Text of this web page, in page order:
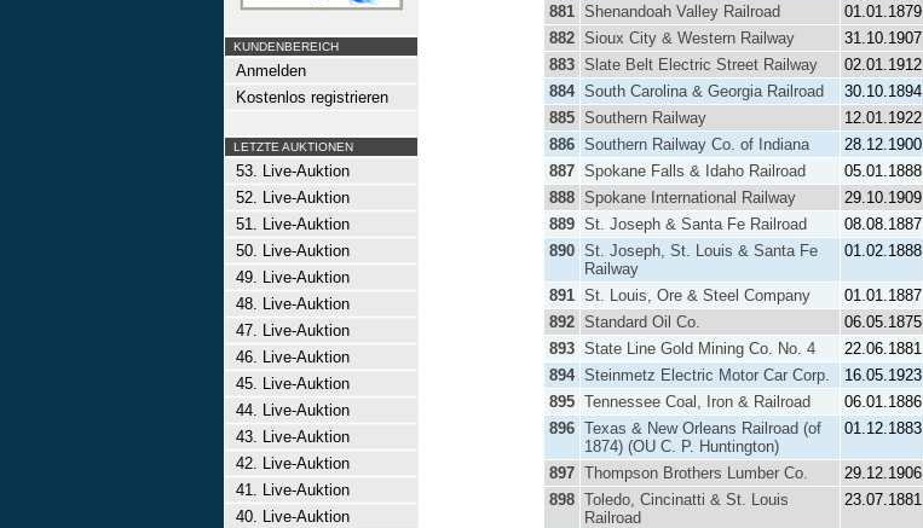
KUNDENBEREICH
Anmelden
Kostenlos registrieren
LETZTE AUKTIONEN
53. Live-Auktion
52. Live-Auktion
51. Live-Auktion
50. Live-Auktion
49. Live-Auktion
48. Live-Auktion
47. Live-Auktion
46. Live-Auktion
45. Live-Auktion
44. Live-Auktion
43. Live-Auktion
42. Live-Auktion
41. Live-Auktion
40. Live-Auktion
881 Shenandoah Valley Railroad 01.01.1879
882 Sioux City & Western Railway 31.10.1907
883 Slate Belt Electric Street Railway 02.01.1912
884 South Carolina & Georgia Railroad 30.10.1894
885 Southern Railway 12.01.1922
886 Southern Railway Co. of Indiana 28.12.1900
887 Spokane Falls & Idaho Railroad 05.01.1888
888 Spokane International Railway 29.10.1909
889 St. Joseph & Santa Fe Railroad 08.08.1887
890 St. Joseph, St. Louis & Santa Fe
Railway
01.02.1888
891 St. Louis, Ore & Steel Company 01.01.1887
892 Standard Oil Co. 06.05.1875
893 State Line Gold Mining Co. No. 4 22.06.1881
894 Steinmetz Electric Motor Car Corp. 16.05.1923
895 Tennessee Coal, Iron & Railroad 06.01.1886
896 Texas & New Orleans Railroad (of
1874) (OU C. P. Huntington)
01.12.1883
897 Thompson Brothers Lumber Co. 29.12.1906
898 Toledo, Cincinatti & St. Louis
Railroad
23.07.1881